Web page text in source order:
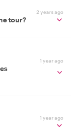
2 years ago
tour?
1 year ago
1 year ago